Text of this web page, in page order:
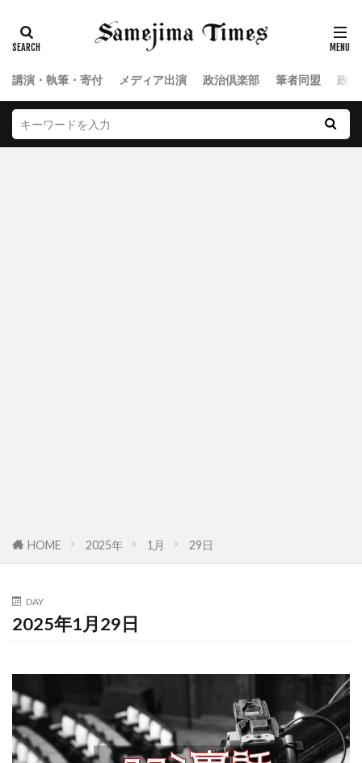
講演・執筆・寄付 メディア出演 政治倶楽部 筆者同盟 政
HOME 2025年 1月 29日
DAY
2025年1月29日